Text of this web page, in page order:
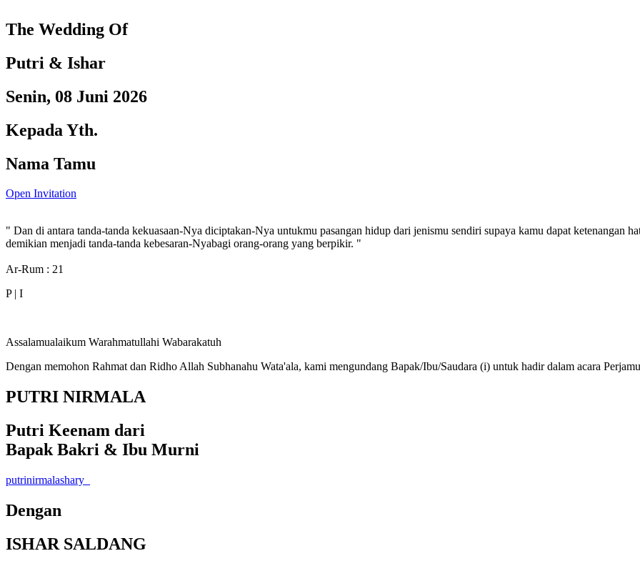
The Wedding Of
Putri & Ishar
Senin, 08 Juni 2026
Kepada Yth.
Nama Tamu
Open Invitation
" Dan di antara tanda-tanda kekuasaan-Nya diciptakan-Nya untukmu pasangan hidup dari jenismu sendiri supaya kamu dapat ketenangan
demikian menjadi tanda-tanda kebesaran-Nyabagi orang-orang yang berpikir. "
Ar-Rum : 21
P | I
Assalamualaikum Warahmatullahi Wabarakatuh
Dengan memohon Rahmat dan Ridho Allah Subhanahu Wata'ala, kami mengundang Bapak/Ibu/Saudara (i) untuk hadir dalam acara
PUTRI NIRMALA
Putri Keenam dari
Bapak Bakri & Ibu Murni
putrinirmalashary_
Dengan
ISHAR SALDANG